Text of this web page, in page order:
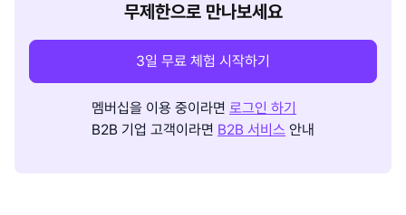
무제한으로 만나보세요
3일 무료 체험 시작하기
멤버십을 이용 중이라면 로그인 하기
B2B 기업 고객이라면 B2B 서비스 안내